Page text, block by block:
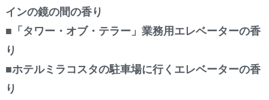
インの鏡の間の香り
■「タワー・オブ・テラー」業務用エレベーターの香
り
■ホテルミラコスタの駐車場に行くエレベーターの香
り